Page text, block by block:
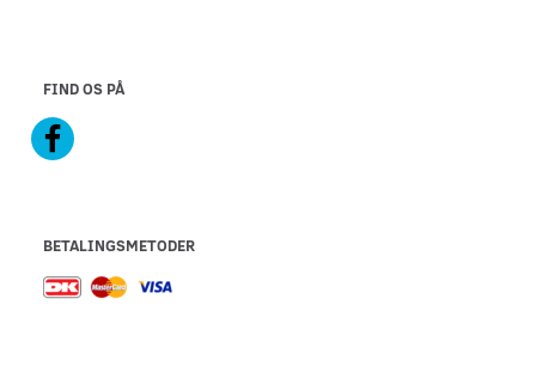
FIND OS PÅ
BETALINGSMETODER